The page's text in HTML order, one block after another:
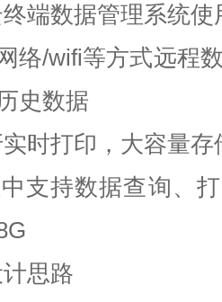
端数据管理系统使
/wifi等方式远程数
史数据
时打印，大容量存
持数据查询、打
思路